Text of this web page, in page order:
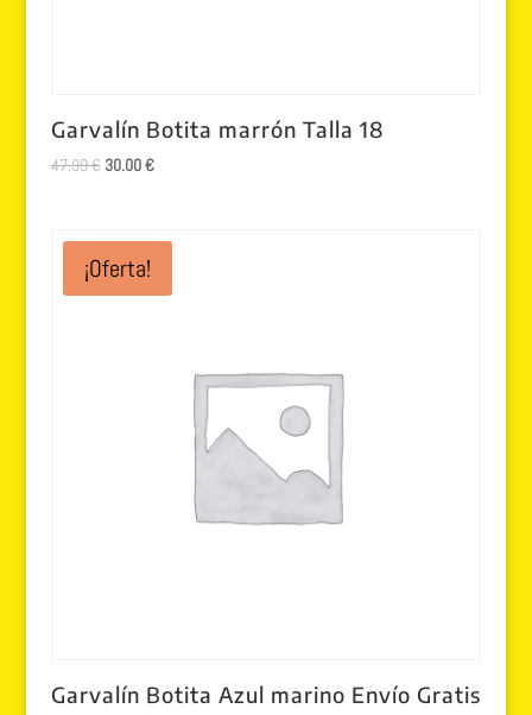
Garvalín Botita marrón Talla 18
47.99€ El
era:
47.99 €.
30.00€El
es:
¡Oferta!
Garvalín Botita Azul marino Envío Gratis